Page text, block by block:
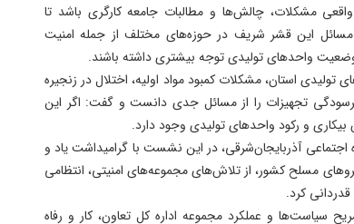
مشکلات، چالش‌ها و مطالبات جامعه کارگری باشد تا
این قشر شریف در حوزه‌های مختلف از جمله امنیت
واحدهای تولیدی توجه بیشتری داشته باشند.
استان، مشکلات کمبود مواد اولیه، اختلال در زنجیره
تجهیزات را از مسائل جدی دانست و گفت: اگر این
و رکود واحدهای تولیدی وجود دارد.
اجتماعی آذربایجان‌شرقی، در این نشست با گرامیداشت یاد و
مسلح کشور، از تلاش‌های مجموعه‌های امنیتی، انتظامی
کرد.
سیاست‌ها و عملکرد مجموعه اداره کل تعاون، کار و رفاه